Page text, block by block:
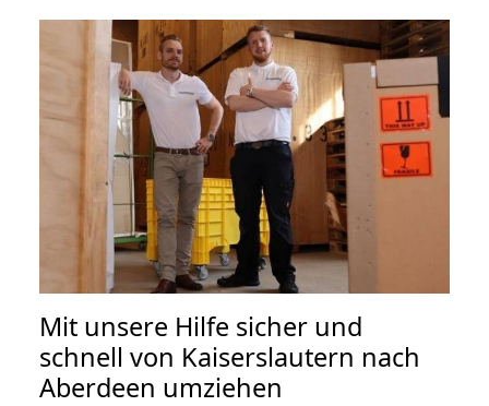
Mit unsere Hilfe sicher und
schnell von Kaiserslautern nach
Aberdeen umziehen